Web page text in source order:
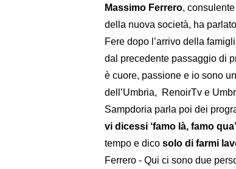
Massimo Ferrero,
della nuova società, ha
Fere dopo l’arrivo della
dal precedente passaggio di
è cuore, passione e io sono
dell’Umbria, RenoirTv e
Sampdoria parla poi dei
vi dicessi ‘famo là, famo
tempo e dico solo di farmi
Ferrero - Qui ci sono due